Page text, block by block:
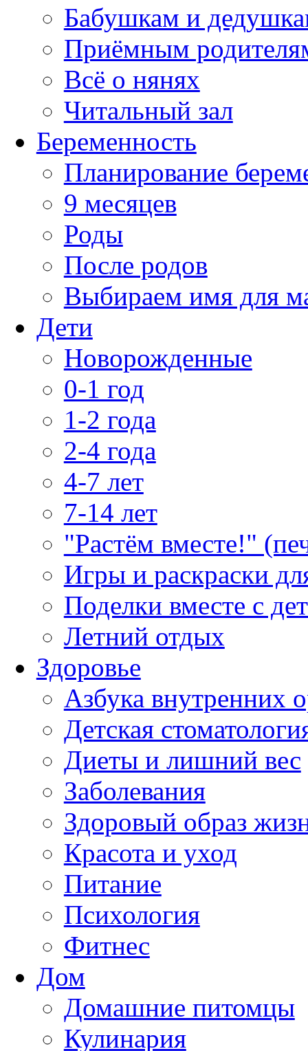
Бабушкам и
Приёмным
Всё о нянях
Читальный зал
Беременность
Планирование
9 месяцев
Роды
После родов
Выбираем имя для
Дети
Новорожденные
0-1 год
1-2 года
2-4 года
4-7 лет
7-14 лет
"Растём вместе!"
Игры и раскраски
Поделки вместе с
Летний отдых
Здоровье
Азбука внутренних
Детская
Диеты и лишний вес
Заболевания
Здоровый образ
Красота и уход
Питание
Психология
Фитнес
Дом
Домашние питомцы
Кулинария